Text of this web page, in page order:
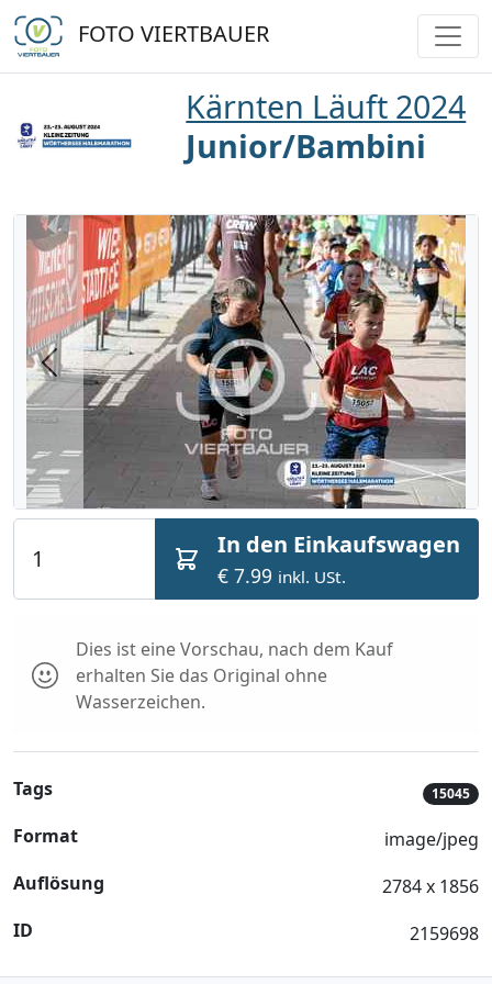
FOTO VIERTBAUER
Kärnten Läuft 2024
Junior/Bambini
Previous
In den Einkaufswagen
€ 7.99 inkl. USt.
Dies ist eine Vorschau, nach dem Kauf
erhalten Sie das Original ohne
Wasserzeichen.
Tags 15045
Format
image/jpeg
Auflösung
2784 x 1856
ID
2159698